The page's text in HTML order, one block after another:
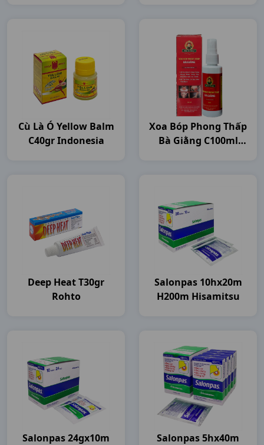
Cù Là Ó Yellow Balm
C40gr Indonesia
Xoa Bóp Phong Thấp
Bà Giằng C100ml
Deep Heat T30gr
Rohto
Salonpas 10hx20m
H200m Hisamitsu
Salonpas 24gx10m
Salonpas 5hx40m